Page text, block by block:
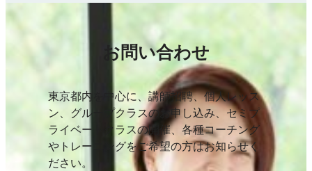
お問い合わせ
東京都内を中心に、講師招聘、個人レッス
ン、グループクラスのお申し込み、セミプ
ライベートクラスの開催、各種コーチング
やトレーニングをご希望の方はお知らせく
ださい。